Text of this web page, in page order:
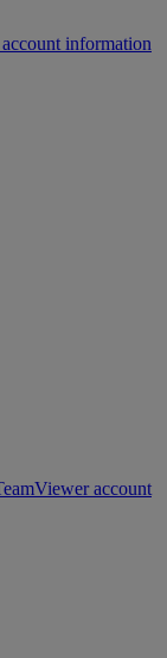
information
account